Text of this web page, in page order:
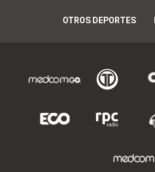
OTROS DEPORTES